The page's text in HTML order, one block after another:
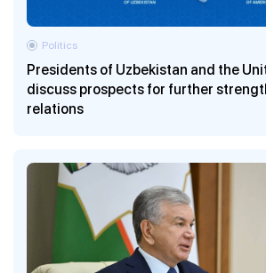
Presidents of Uzbekistan and the
discuss prospects for further
relations
Politics